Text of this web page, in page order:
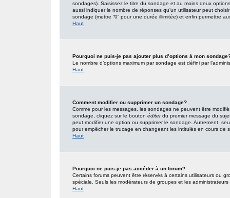
sondages). Saisissez le titre du sondage et au moins deux
aussi indiquer le nombre de réponses qu’un utilisateur peut
sondage (mettre “0” pour une durée illimitée) et enfin permettre
Haut
Pourquoi ne puis-je pas ajouter plus d’options à mon
Le nombre d’options maximum par sondage est défini par
Haut
Comment modifier ou supprimer un sondage?
Comme pour les messages, les sondages ne peuvent être
sondage, cliquez sur le bouton éditerdu premier message du
peut modifier une option ou supprimer le sondage. Autrement,
pour empêcher le trucage en changeant les intitulés en cours de
Haut
Pourquoi ne puis-je pas accéder à un forum?
Certains forums peuvent être réservés à certains utilisateurs ou
spéciale. Seuls les modérateurs de groupes et les
Haut